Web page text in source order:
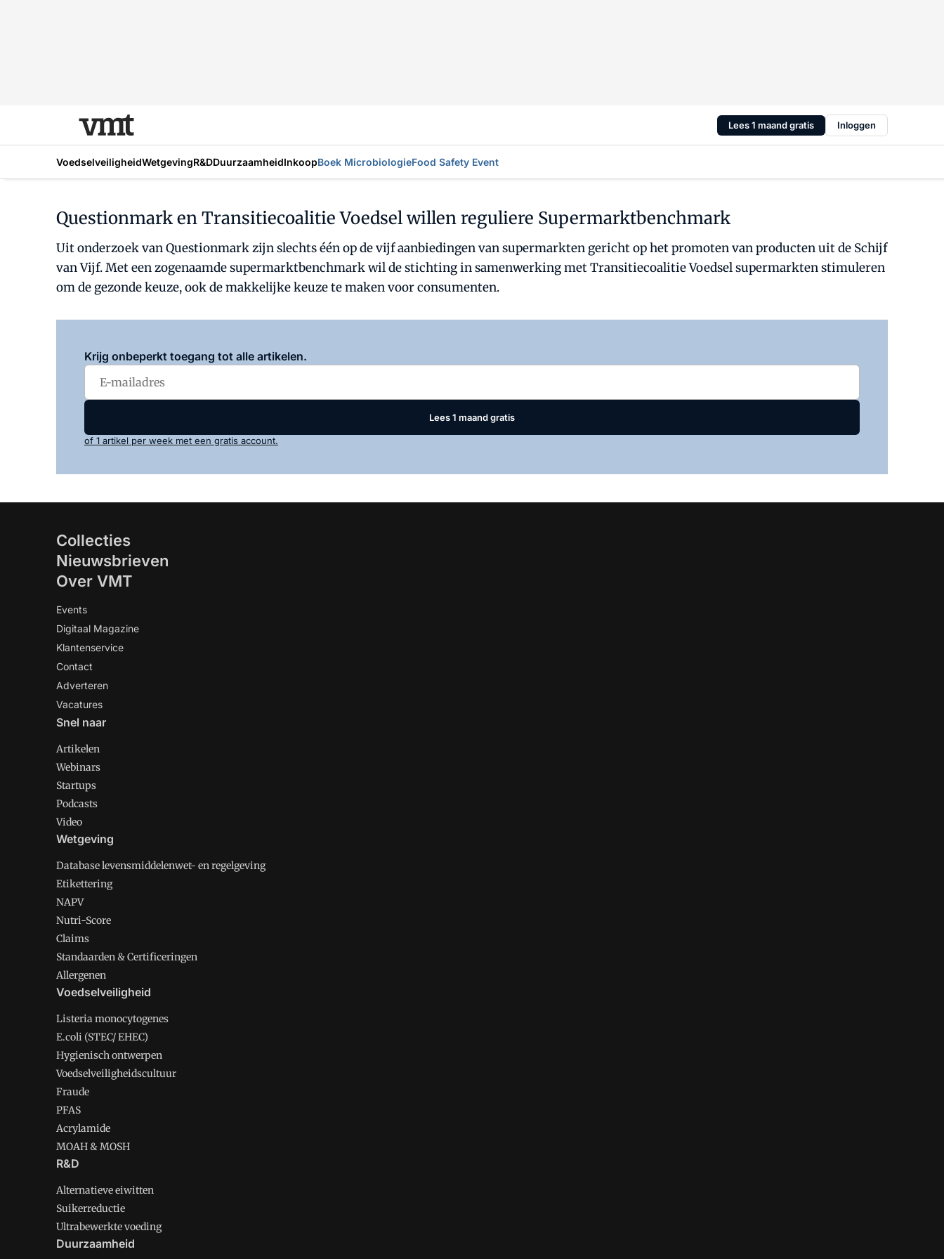
Lees 1 maand gratis Inloggen
VoedselveiligheidWetgevingR&DDuurzaamheidInkoopBoek MicrobiologieFood Safety Event
Questionmark en Transitiecoalitie Voedsel willen reguliere Supermarktbenchmark
Uit onderzoek van Questionmark zijn slechts één op de vijf aanbiedingen van supermarkten gericht op het promoten van producten uit de Schijf
van Vijf. Met een zogenaamde supermarktbenchmark wil de stichting in samenwerking met Transitiecoalitie Voedsel supermarkten stimuleren
om de gezonde keuze, ook de makkelijke keuze te maken voor consumenten.
Krijg onbeperkt toegang tot alle artikelen.
Lees 1 maand gratis
of 1 artikel per week met een gratis account.
Collecties
Nieuwsbrieven
Over VMT
Events
Digitaal Magazine
Klantenservice
Contact
Adverteren
Vacatures
Snel naar
Artikelen
Webinars
Startups
Podcasts
Video
Wetgeving
Database levensmiddelenwet- en regelgeving
Etikettering
NAPV
Nutri-Score
Claims
Standaarden & Certificeringen
Allergenen
Voedselveiligheid
Listeria monocytogenes
E.coli (STEC/ EHEC)
Hygienisch ontwerpen
Voedselveiligheidscultuur
Fraude
PFAS
Acrylamide
MOAH & MOSH
R&D
Alternatieve eiwitten
Suikerreductie
Ultrabewerkte voeding
Duurzaamheid